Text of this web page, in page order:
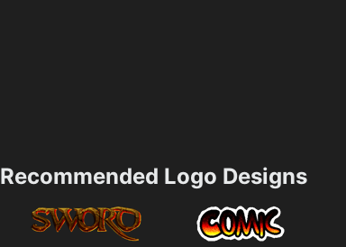
Recommended Logo Designs